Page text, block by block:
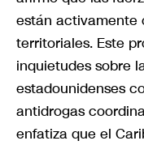
están activamente
territoriales. Este
inquietudes sobre
estadounidenses
antidrogas
enfatiza que el